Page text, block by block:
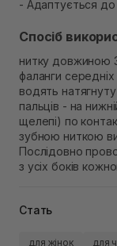
- Адаптується до
Спосіб
нитку довжиною
фаланги
водять
пальців - на
щелепі) по
зубною ниткою
Послідовно
з усіх боків
Стать
для жінок для